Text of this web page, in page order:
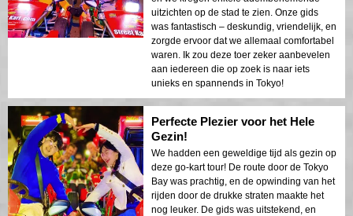
uitzichten op de stad te zien. Onze gids
was fantastisch – deskundig, vriendelijk, en
zorgde ervoor dat we allemaal comfortabel
waren. Ik zou deze toer zeker aanbevelen
aan iedereen die op zoek is naar iets
unieks en spannends in Tokyo!
Perfecte Plezier voor het Hele
Gezin!
We hadden een geweldige tijd als gezin op
deze go-kart tour! De route door de Tokyo
Bay was prachtig, en de opwinding van het
rijden door de drukke straten maakte het
nog leuker. De gids was uitstekend, en